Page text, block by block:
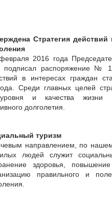
Стратегия
2016 года
подписал распоряжение №
в интересах граждан
Среди главных целей
уровня и качества жизни
долголетия.
туризм
направлением, по
людей служит
здоровья,
правильного и